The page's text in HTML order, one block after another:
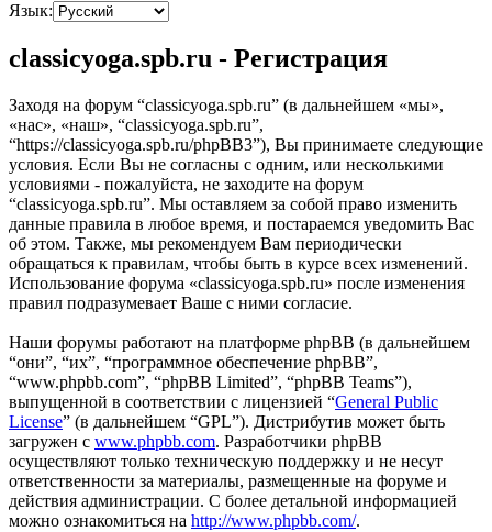
Язык:
classicyoga.spb.ru - Регистрация
Заходя на форум “classicyoga.spb.ru” (в дальнейшем «мы»,
«нас», «наш», “classicyoga.spb.ru”,
“https://classicyoga.spb.ru/phpBB3”), Вы принимаете следующие
условия. Если Вы не согласны с одним, или несколькими
условиями - пожалуйста, не заходите на форум
“classicyoga.spb.ru”. Мы оставляем за собой право изменить
данные правила в любое время, и постараемся уведомить Вас
об этом. Также, мы рекомендуем Вам периодически
обращаться к правилам, чтобы быть в курсе всех изменений.
Использование форума «classicyoga.spb.ru» после изменения
правил подразумевает Ваше с ними согласие.
Наши форумы работают на платформе phpBB (в дальнейшем
“они”, “их”, “программное обеспечение phpBB”,
“www.phpbb.com”, “phpBB Limited”, “phpBB Teams”),
выпущенной в соответствии с лицензией “General Public
License” (в дальнейшем “GPL”). Дистрибутив может быть
загружен с www.phpbb.com. Разработчики phpBB
осуществляют только техническую поддержку и не несут
ответственности за материалы, размещенные на форуме и
действия администрации. С более детальной информацией
можно ознакомиться на http://www.phpbb.com/.